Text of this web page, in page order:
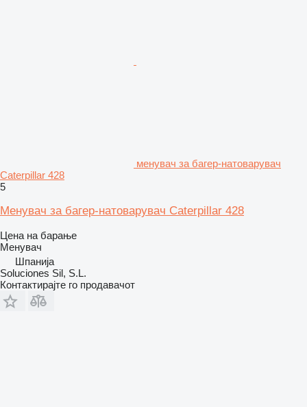
менувач за багер-натоварувач
Caterpillar 428
5
Менувач за багер-натоварувач Caterpillar 428
Цена на барање
Менувач
Шпанија
Soluciones Sil, S.L.
Контактирајте го продавачот